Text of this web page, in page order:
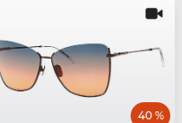
40 %